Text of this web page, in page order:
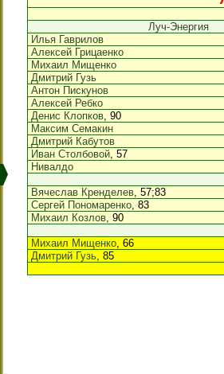
Луч-Энергия
Илья Гаврилов
Алексей Грицаенко
Михаил Мищенко
Дмитрий Гузь
Антон Пискунов
Алексей Ребко
Денис Клопков, 90
Максим Семакин
Дмитрий Кабутов
Иван Столбовой, 57
Нивалдо
Вячеслав Кренделев, 57;83
Сергей Пономаренко, 83
Михаил Козлов, 90
Михаил Мищенко, 66
Дмитрий Гузь, 85